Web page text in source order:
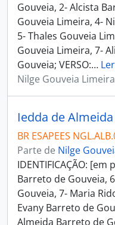
Gouveia, 2- Alcista
Gouveia Limeira, 4-
5- Thales Gouveia
Gouveia Limeira, 7-
Gouveia; VERSO:…
Nilge Gouveia Limeira
BR ESAPEES
Parte de Nilge
IDENTIFICAÇÃO:
Barreto de Gouveia,
Gouveia, 7- Maria
Evany Barreto de
Almeida Barreto de